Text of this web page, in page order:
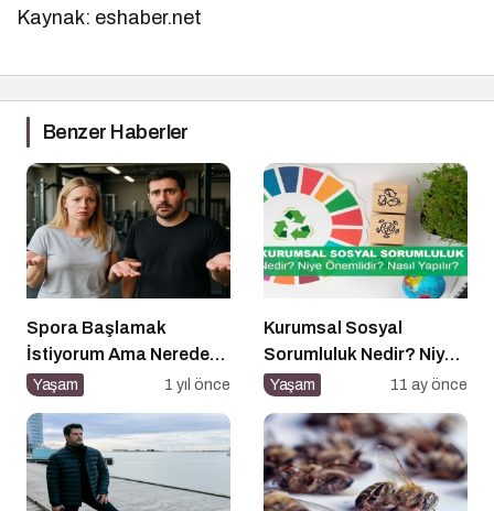
Kaynak: eshaber.net
Benzer Haberler
Spora Başlamak
İstiyorum Ama Nereden
Başlayacağımı
Yaşam 1 yıl önce
Kurumsal Sosyal
Sorumluluk Nedir? Niye
Önemlidir? Kurumsal
Yapılır?
Yaşam 11 ay önce